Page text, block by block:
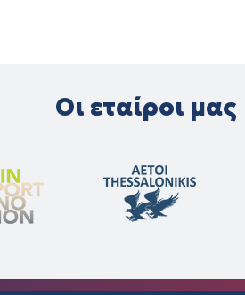
Οι εταίροι μας